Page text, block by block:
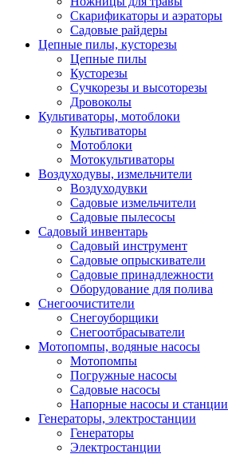
Скарификаторы и аэраторы
Садовые райдеры
Цепные пилы, кусторезы
Цепные пилы
Кусторезы
Сучкорезы и высоторезы
Дровоколы
Культиваторы, мотоблоки
Культиваторы
Мотоблоки
Мотокультиваторы
Воздуходувы, измельчители
Воздуходувки
Садовые измельчители
Садовые пылесосы
Садовый инвентарь
Садовый инструмент
Садовые опрыскиватели
Садовые принадлежности
Оборудование для полива
Снегоочистители
Снегоуборщики
Снегоотбрасыватели
Мотопомпы, водяные насосы
Мотопомпы
Погружные насосы
Садовые насосы
Напорные насосы и станции
Генераторы, электростанции
Генераторы
Электростанции